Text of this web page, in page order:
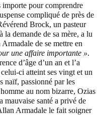
importe pour comprendre
compliqué de près de
Brock, un pasteur
la demande de sa mère, a lu
de se mettre en
une affaire importante ».
d’âge d’un an et l’a
ci atteint ses vingt et un
naïf, passionné par les
au nom bizarre, Ozias
mauvaise santé a privé de
Armadale le fait soigner